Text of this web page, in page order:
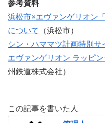
参考資料
浜松市×エヴァンゲリオン
について
（浜松市）
シン・ハママツ計画特別サ
エヴァンゲリオン ラッピ
州鉄道株式会社）
この記事を書いた人